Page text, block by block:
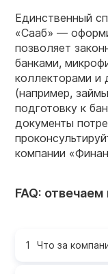
Единственный
«Сааб» —
позволяет
банками,
коллекторами и
(например,
подготовку к
документы
компании
FAQ:
Что за